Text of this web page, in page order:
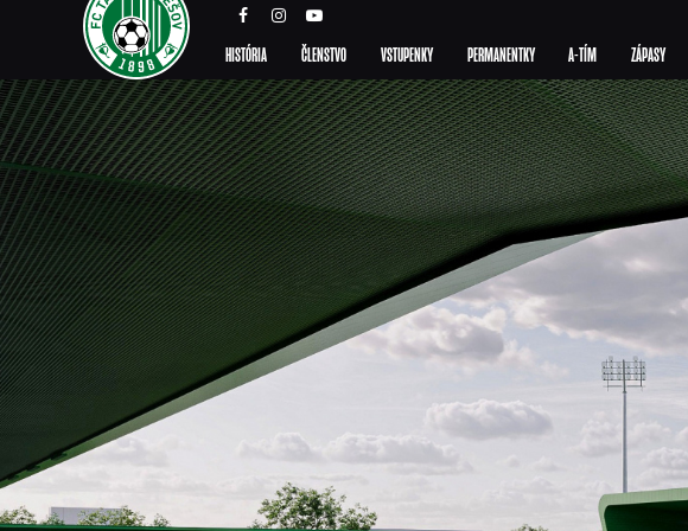
HISTÓRIA ČLENSTVO VSTUPENKY PERMANENTKY A-TÍM ZÁPASY